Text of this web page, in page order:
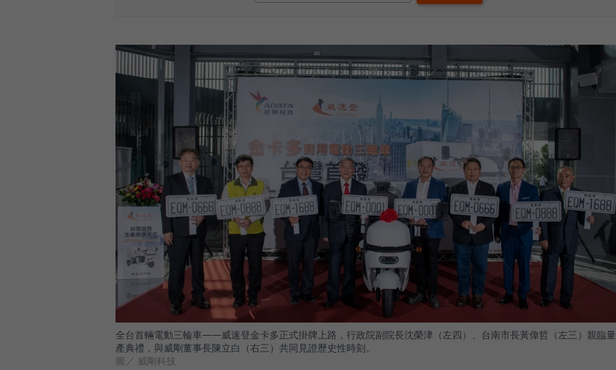
全台首輛電動三輪車——威速登金卡多正式掛牌上路，行政院副院長沈榮津（左四）、台南市長黃偉哲（左三）親臨量
產典禮，與威剛董事長陳立白（右三）共同見證歷史性時刻。
圖／ 威剛科技